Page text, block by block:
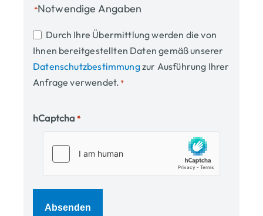
*Notwendige Angaben
Einwilligung
*
Durch Ihre Übermittlung werden die von
Ihnen bereitgestellten Daten gemäß unserer
Datenschutzbestimmungzur Ausführung Ihrer
Anfrage verwendet.*
hCaptcha *